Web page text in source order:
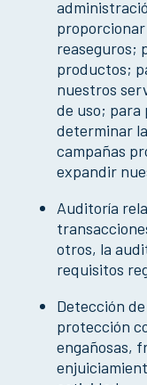
reaseguros;
productos;
nuestros
de uso; para
determinar
campañas
expandir
Auditoría
otros, la
requisitos
Detección
protección
engañosas,